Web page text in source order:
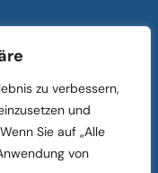
zu verbessern,
und
Sie auf „Alle
von